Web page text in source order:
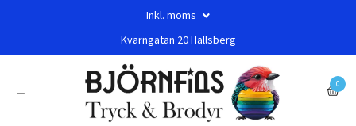
Inkl. moms
Kvarngatan 20 Hallsberg
0